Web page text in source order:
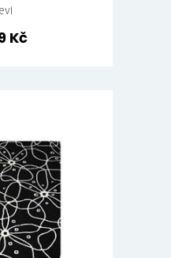
Kč